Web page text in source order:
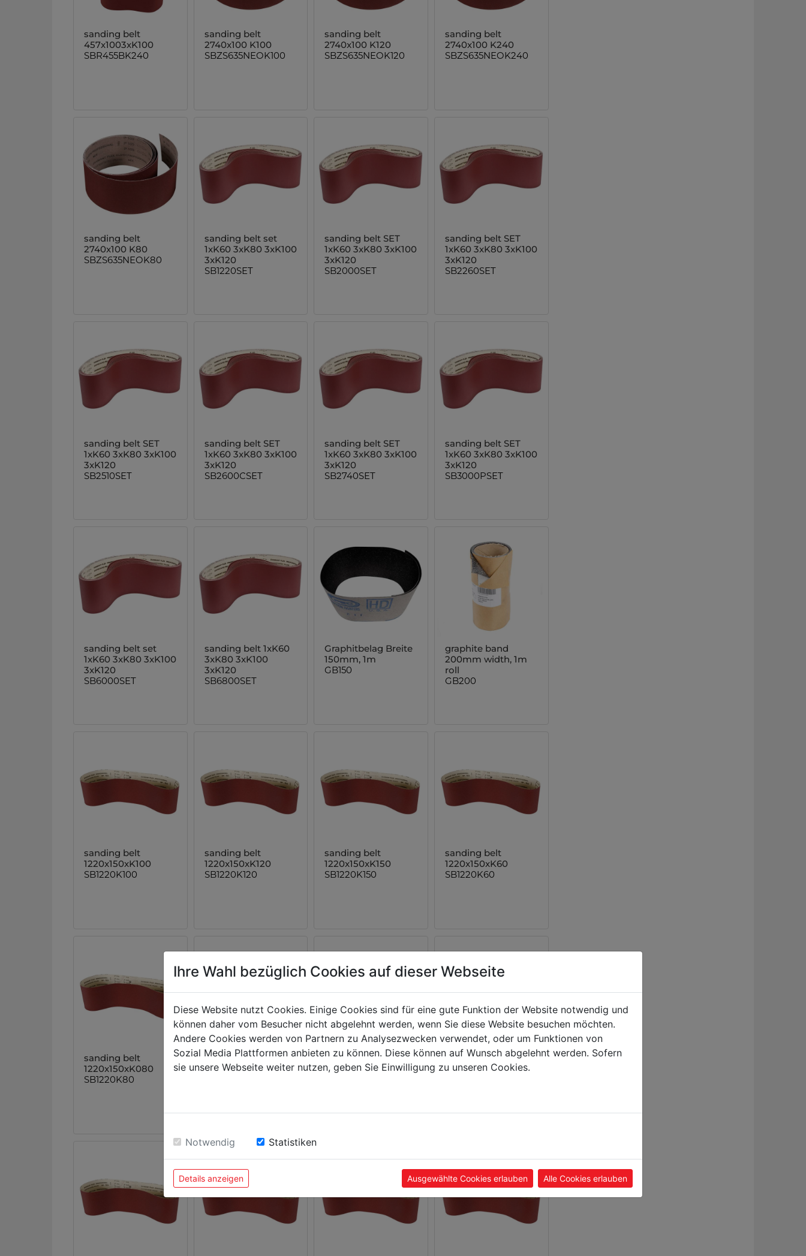
sanding belt
457x1003xK100
SBR455BK240
sanding belt
2740x100 K100
SBZS635NEOK100
sanding belt
2740x100 K120
SBZS635NEOK120
sanding belt
2740x100 K240
SBZS635NEOK240
sanding belt
2740x100 K80
SBZS635NEOK80
sanding belt set
1xK60 3xK80 3xK100
3xK120
SB1220SET
sanding belt SET
1xK60 3xK80 3xK100
3xK120
SB2000SET
sanding belt SET
1xK60 3xK80 3xK100
3xK120
SB2260SET
sanding belt SET
1xK60 3xK80 3xK100
3xK120
SB2510SET
sanding belt SET
1xK60 3xK80 3xK100
3xK120
SB2600CSET
sanding belt SET
1xK60 3xK80 3xK100
3xK120
SB2740SET
sanding belt SET
1xK60 3xK80 3xK100
3xK120
SB3000PSET
sanding belt set
1xK60 3xK80 3xK100
3xK120
SB6000SET
sanding belt 1xK60
3xK80 3xK100
3xK120
SB6800SET
Graphitbelag Breite
150mm, 1m
GB150
graphite band
200mm width, 1m
roll
GB200
sanding belt
1220x150xK100
SB1220K100
sanding belt
1220x150xK120
SB1220K120
sanding belt
1220x150xK150
SB1220K150
sanding belt
1220x150xK60
SB1220K60
sanding belt
1220x150xK080
SB1220K80
sanding belt
2000x150xK100
sanding belt
2000x150xK120
sanding belt
2000x150xK150
Ihre Wahl bezüglich Cookies auf dieser Webseite
Diese Website nutzt Cookies. Einige Cookies sind für eine gute Funktion der Website notwendig und
können daher vom Besucher nicht abgelehnt werden, wenn Sie diese Website besuchen möchten.
Andere Cookies werden von Partnern zu Analysezwecken verwendet, oder um Funktionen von
Sozial Media Plattformen anbieten zu können. Diese können auf Wunsch abgelehnt werden. Sofern
sie unsere Webseite weiter nutzen, geben Sie Einwilligung zu unseren Cookies.
Notwendig Statistiken
Details anzeigen Ausgewählte Cookies erlauben Alle Cookies erlauben